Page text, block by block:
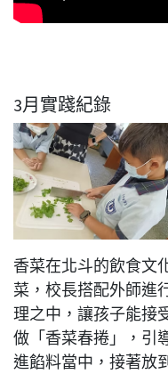
3月實踐紀錄
香菜在北斗的飲食文
菜，校長搭配外師進
理之中，讓孩子能接
做「香菜春捲」，引
進餡料當中，接著放